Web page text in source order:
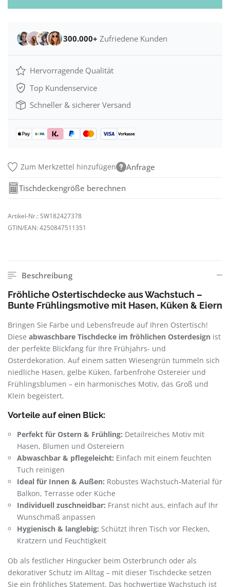
300.000+ Zufriedene Kunden
Hervorragende Qualität
Top Kundenservice
Schneller & sicherer Versand
Zum Merkzettel hinzufügen Anfrage
Tischdeckengröße berechnen
Artikel-Nr.: SW182427378
GTIN/EAN: 4250847511351
Beschreibung
Fröhliche Ostertischdecke aus Wachstuch –
Bunte Frühlingsmotive mit Hasen, Küken & Eiern
Bringen Sie Farbe und Lebensfreude auf Ihren Ostertisch!
Diese abwaschbare Tischdecke im fröhlichen Osterdesign ist
der perfekte Blickfang für Ihre Frühjahrs- und
Osterdekoration. Auf einem satten Wiesengrün tummeln sich
niedliche Hasen, gelbe Küken, farbenfrohe Ostereier und
Frühlingsblumen – ein harmonisches Motiv, das Groß und
Klein begeistert.
Vorteile auf einen Blick:
Perfekt für Ostern & Frühling: Detailreiches Motiv mit
Hasen, Blumen und Ostereiern
Abwaschbar & pflegeleicht: Einfach mit einem feuchten
Tuch reinigen
Ideal für Innen & Außen: Robustes Wachstuch-Material für
Balkon, Terrasse oder Küche
Individuell zuschneidbar: Franst nicht aus, einfach auf Ihr
Wunschmaß anpassen
Hygienisch & langlebig: Schützt Ihren Tisch vor Flecken,
Kratzern und Feuchtigkeit
Ob als festlicher Hingucker beim Osterbrunch oder als
dekorativer Schutz im Alltag – mit dieser Tischdecke setzen
Sie ein fröhliches Statement. Das hochwertige Wachstuch ist